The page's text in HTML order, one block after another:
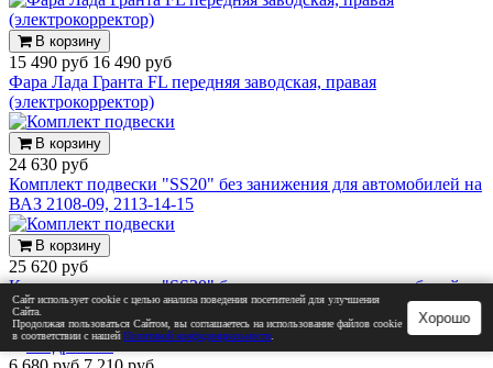
В корзину
15 490 руб 16 490 руб
Фара Лада Гранта FL передняя заводская, правая
(электрокорректор)
В корзину
24 630 руб
Комплект подвески "SS20" без занижения для автомобилей на
ВАЗ 2108-09, 2113-14-15
В корзину
25 620 руб
Комплект подвески "SS20" без занижения для автомобилей
ВАЗ 2110-12
Подробнее
Сайт использует cookie с целью анализа поведения посетителей для улучшения
Сайта.
Продолжая пользоваться Сайтом, вы соглашаетесь на использование файлов cookie
в соответствии с нашейПолитикой конфиденциальности.
Хорошо